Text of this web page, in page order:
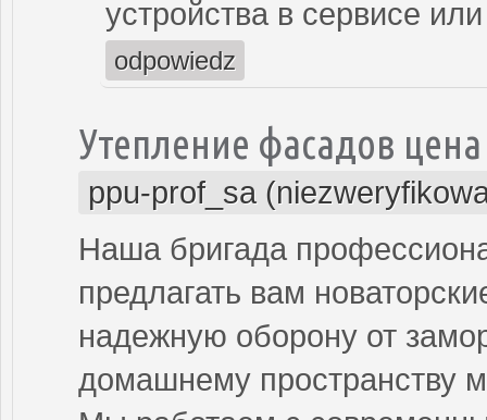
устройства в сервисе
odpowiedz
Утепление фасадов
ppu-prof_sa
Наша бригада
предлагать вам
надежную оборону от
домашнему пространству